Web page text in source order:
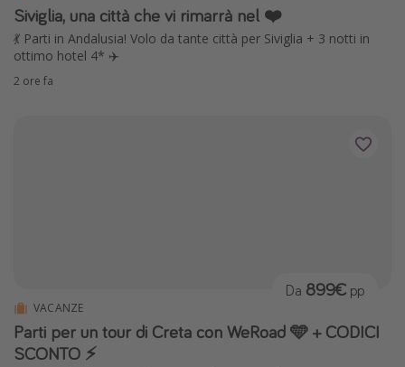
Siviglia, una città che vi rimarrà nel ❤️
💃 Parti in Andalusia! Volo da tante città per Siviglia + 3 notti in
ottimo hotel 4* ✈️
2 ore fa
VACANZE
Parti per un tour di Creta con WeRoad 🩵 + CODICI
SCONTO ⚡️
Da 899€ pp